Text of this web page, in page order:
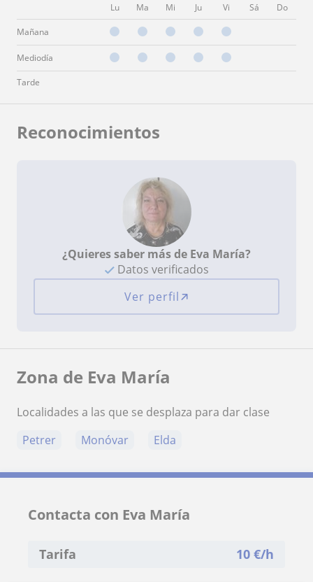
Lu Ma Mi Ju Vi Sá Do
Mañana
Mediodía
Tarde
Reconocimientos
¿Quieres saber más de Eva María?
Datos verificados
Ver perfil
Zona de Eva María
Localidades a las que se desplaza para dar clase
Petrer
Monóvar Elda
Contacta con Eva María
Tarifa 10 €/h